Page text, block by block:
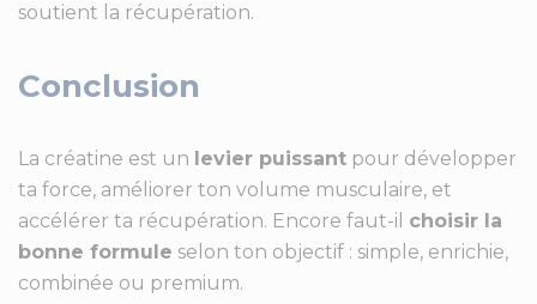
soutient la récupération.
Conclusion
La créatine est un levier puissant pour développer
ta force, améliorer ton volume musculaire, et
accélérer ta récupération. Encore faut-il choisir la
bonne formule selon ton objectif : simple, enrichie,
combinée ou premium.